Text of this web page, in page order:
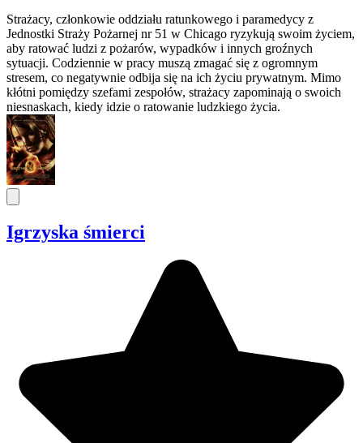
Strażacy, członkowie oddziału ratunkowego i paramedycy z
Jednostki Straży Pożarnej nr 51 w Chicago ryzykują swoim życiem,
aby ratować ludzi z pożarów, wypadków i innych groźnych
sytuacji. Codziennie w pracy muszą zmagać się z ogromnym
stresem, co negatywnie odbija się na ich życiu prywatnym. Mimo
kłótni pomiędzy szefami zespołów, strażacy zapominają o swoich
niesnaskach, kiedy idzie o ratowanie ludzkiego życia.
Igrzyska śmierci